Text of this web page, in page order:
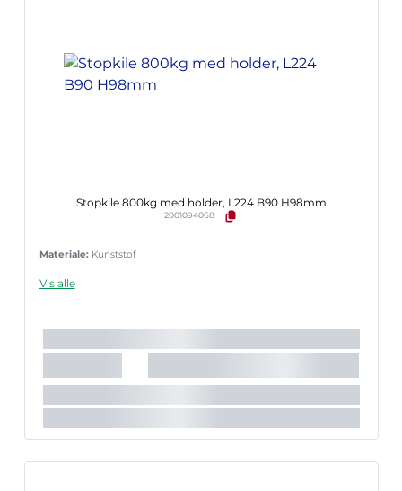
Stopkile 800kg med holder, L224 B90 H98mm
2001094068
Materiale: Kunststof
Vis alle